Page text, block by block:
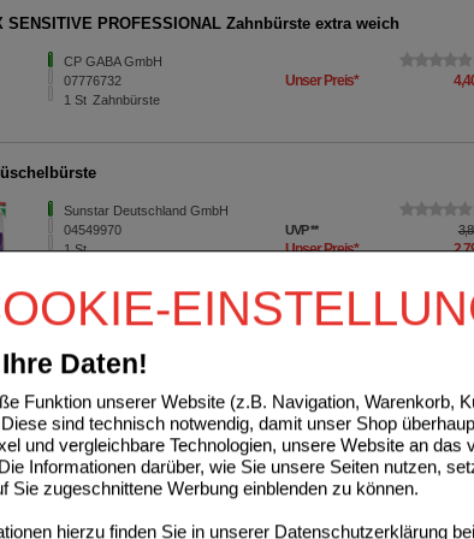
Daten!
Funktion unserer Website (z.B. Navigation, Warenkorb,
sind technisch notwendig, damit unser Shop
und vergleichbare Technologien, unsere Website an das
Informationen darüber, wie Sie unsere Seiten nutzen,
Sie zugeschnittene Werbung einblenden zu können.
hierzu finden Sie in unserer Datenschutzerklärung
SENSITIVE PROFESSIONAL Zahnbürste extra weich
CP GABA GmbH
07776732
1St Zahnbürste
Unser Preis*
Sunstar Deutschland GmbH
04549970
1St
UVP**
Unser Preis*
Kinder Zahnbürste
CP GABA GmbH
1St Zahnbürste
Supreme Soft
17438120
Unser Preis*